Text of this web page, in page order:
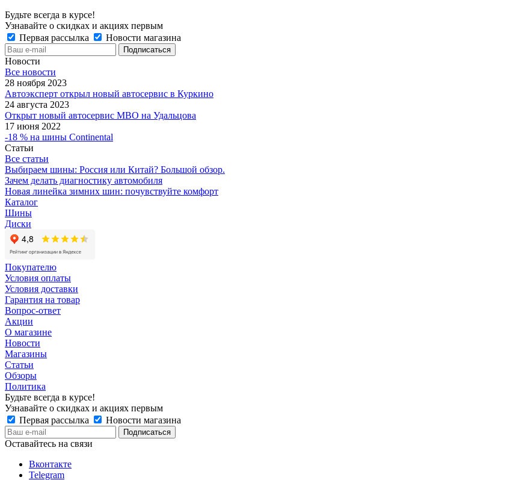
Будьте всегда в курсе!
Узнавайте о скидках и акциях первым
Первая рассылка
Новости магазина
Новости
Все новости
28 ноября 2023
Автоэксперт открыл новый автосервис в Куркино
24 августа 2023
Открыт новый автосервис МВО на Удальцова
17 июня 2022
-18 % на шины Continental
Статьи
Все статьи
Выбираем шины: Россия или Китай? Большой обзор.
Зачем делать диагностику автомобиля
Новая линейка зимних шин: почувствуйте комфорт
Каталог
Шины
Диски
Покупателю
Условия оплаты
Условия доставки
Гарантия на товар
Вопрос-ответ
Акции
О магазине
Новости
Магазины
Статьи
Обзоры
Политика
Будьте всегда в курсе!
Узнавайте о скидках и акциях первым
Первая рассылка
Новости магазина
Оставайтесь на связи
Вконтакте
Telegram